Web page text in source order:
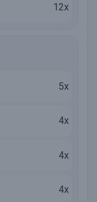
12x
5x
4x
4x
4x